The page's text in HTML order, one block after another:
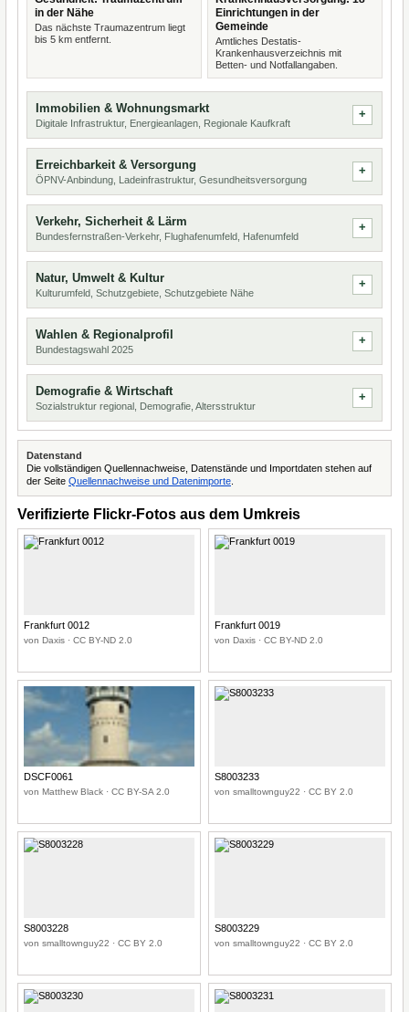
in der Nähe
Das nächste Traumazentrum liegt
bis 5 km entfernt.
Einrichtungen in der
Gemeinde
Amtliches Destatis-
Krankenhausverzeichnis mit
Betten- und Notfallangaben.
Immobilien & Wohnungsmarkt
Digitale Infrastruktur, Energieanlagen, Regionale Kaufkraft
Erreichbarkeit & Versorgung
ÖPNV-Anbindung, Ladeinfrastruktur, Gesundheitsversorgung
Verkehr, Sicherheit & Lärm
Bundesfernstraßen-Verkehr, Flughafenumfeld, Hafenumfeld
Natur, Umwelt & Kultur
Kulturumfeld, Schutzgebiete, Schutzgebiete Nähe
Wahlen & Regionalprofil
Bundestagswahl 2025
Demografie & Wirtschaft
Sozialstruktur regional, Demografie, Altersstruktur
Datenstand
Die vollständigen Quellennachweise, Datenstände und Importdaten stehen auf
der Seite Quellennachweise und Datenimporte
Verifizierte Flickr-Fotos aus dem Umkreis
Frankfurt 0012
von Daxis · CC BY-ND 2.0
Frankfurt 0019
von Daxis · CC BY-ND 2.0
DSCF0061
von Matthew Black · CC BY-SA 2.0
S8003233
von smalltownguy22 · CC BY 2.0
S8003228
von smalltownguy22 · CC BY 2.0
S8003229
von smalltownguy22 · CC BY 2.0